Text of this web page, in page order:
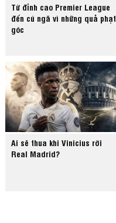
Từ đỉnh cao Premier League
đến cú ngã vì những quả phạt
góc
Ai sẽ thua khi Vinicius rời
Real Madrid?